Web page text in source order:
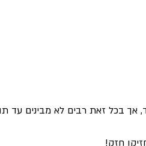
אך בכל זאת רבים לא מבינים עד
חזק!